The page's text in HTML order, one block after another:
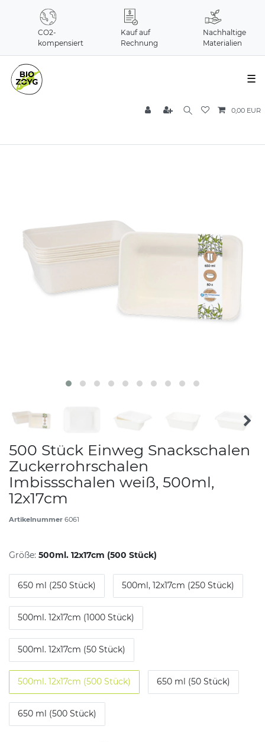
CO2-
kompensiert
Kauf auf
Rechnung
Nachhaltige
Materialien
☰
0,00 EUR
500 Stück Einweg Snackschalen
Zuckerrohrschalen
Imbissschalen weiß, 500ml,
12x17cm
Artikelnummer 6061
Größe: 500ml. 12x17cm (500 Stück)
650 ml (250 Stück) 500ml, 12x17cm (250 Stück)
500ml. 12x17cm (1000 Stück)
500ml. 12x17cm (50 Stück)
500ml. 12x17cm (500 Stück) 650 ml (50 Stück)
650 ml (500 Stück)